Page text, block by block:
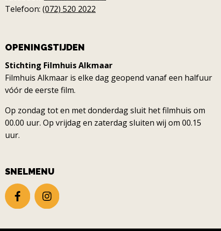
Telefoon: (072) 520 2022
OPENINGSTIJDEN
Stichting Filmhuis Alkmaar
Filmhuis Alkmaar is elke dag geopend vanaf een halfuur
vóór de eerste film.
Op zondag tot en met donderdag sluit het filmhuis om
00.00 uur. Op vrijdag en zaterdag sluiten wij om 00.15
uur.
SNELMENU